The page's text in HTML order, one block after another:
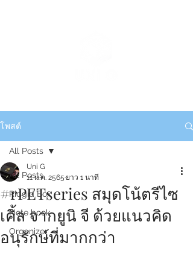
โพสต์
All Posts
Ridgid Box
Note book
Organizer
All Posts
#rPETseries สมุดโน้ตรีไซ
เคิ้ล จากยูนิ จี ด้วยแนวคิด
อนุรักษ์ที่มากกว่า
Uni G
11 ม.ค. 2565 ยาว 1 นาที